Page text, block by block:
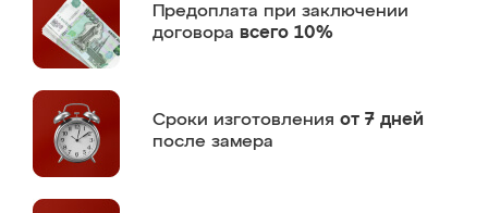
Предоплата при заключении
договора всего 10%
Сроки изготовления от 7 дней
после замера